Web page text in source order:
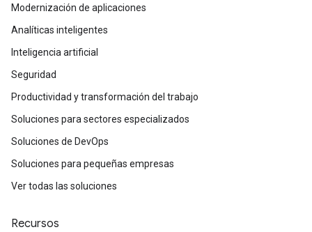
Modernización de aplicaciones
Analíticas inteligentes
Inteligencia artificial
Seguridad
Productividad y transformación del trabajo
Soluciones para sectores especializados
Soluciones de DevOps
Soluciones para pequeñas empresas
Ver todas las soluciones
Recursos